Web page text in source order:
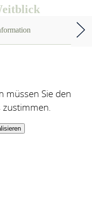
müssen Sie den
zustimmen.